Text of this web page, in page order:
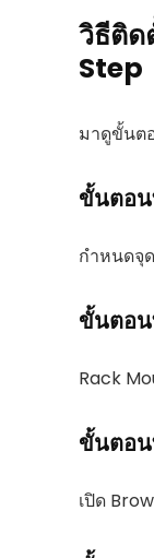
วิธีติด
Step
มาดูขั้นต
ขั้นตอน
กำหนดจุ
ขั้นตอ
Rack
ขั้นตอ
เปิด